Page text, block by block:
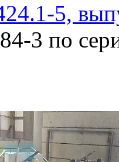
5,
3 по